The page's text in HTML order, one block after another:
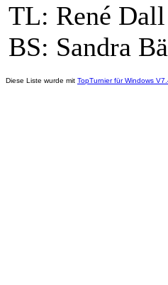
TL: René
BS: Sandra
Diese Liste wurde mit TopTurnier für Windows